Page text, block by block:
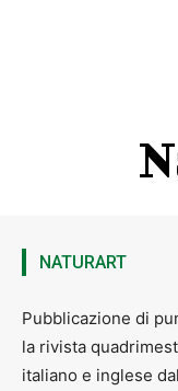
NATURART
Pubblicazione di
la rivista
italiano e inglese